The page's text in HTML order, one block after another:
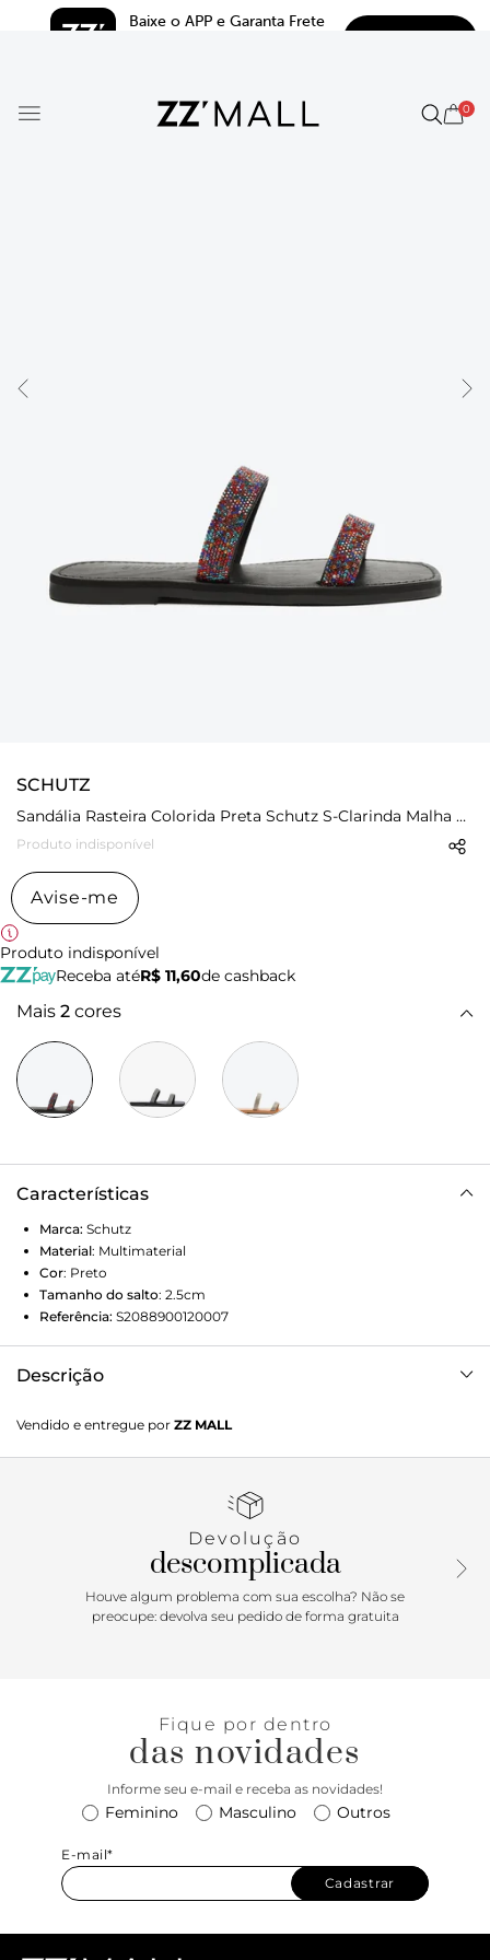
Baixe o APP e Garanta Frete
0
SCHUTZ
Sandália Rasteira Colorida Preta Schutz S-Clarinda Malha Brilho
Produto indisponível
Avise-me
Produto indisponível
Receba atéR$ 11,60de cashback
Mais 2 cores
Características
Marca: Schutz
Material: Multimaterial
Cor: Preto
Tamanho do salto: 2.5cm
Referência: S2088900120007
Descrição
minimalista ao glamour da malha de brilho colorida. De
fácil calce, é aquela aposta super confortável e estilosa para
Vendido e entregue por ZZ MALL
Devolução
descomplicada
Houve algum problema com sua escolha? Não se
preocupe: devolva seu pedido de forma gratuita
Fique por dentro
das novidades
Informe seu e-mail e receba as novidades!
Feminino Masculino Outros
E-mail*
Cadastrar